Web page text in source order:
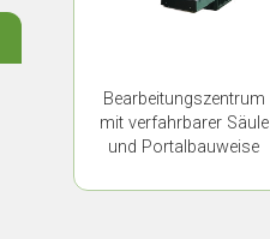
Bearbeitungszentrum
mit verfahrbarer Säule
und Portalbauweise